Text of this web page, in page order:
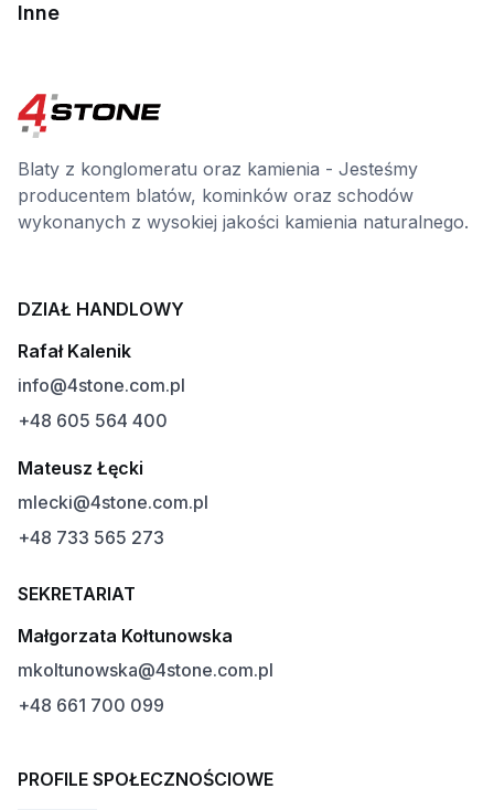
Inne
Blaty z konglomeratu oraz kamienia - Jesteśmy
producentem blatów, kominków oraz schodów
wykonanych z wysokiej jakości kamienia naturalnego.
DZIAŁ HANDLOWY
Rafał Kalenik
info@4stone.com.pl
+48 605 564 400
Mateusz Łęcki
mlecki@4stone.com.pl
+48 733 565 273
SEKRETARIAT
Małgorzata Kołtunowska
mkoltunowska@4stone.com.pl
+48 661 700 099
PROFILE SPOŁECZNOŚCIOWE